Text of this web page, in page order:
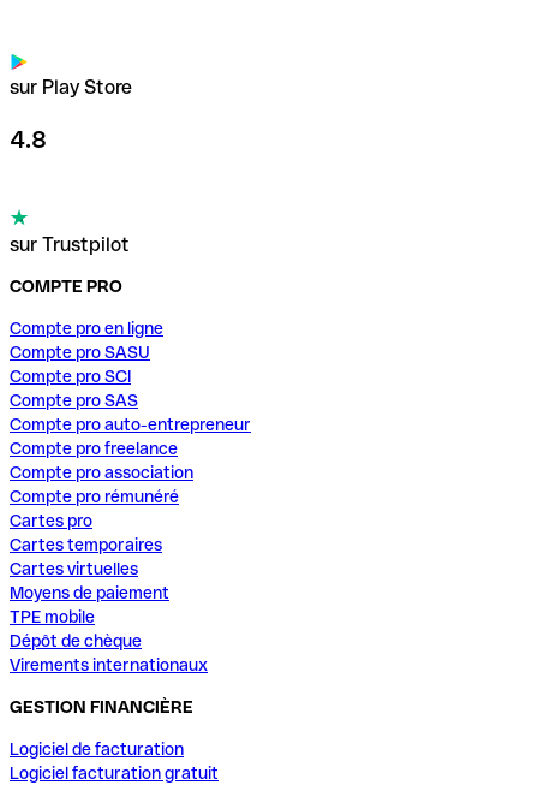
sur Play Store
4.8
sur Trustpilot
COMPTE PRO
Compte pro en ligne
Compte pro SASU
Compte pro SCI
Compte pro SAS
Compte pro auto-entrepreneur
Compte pro freelance
Compte pro association
Compte pro rémunéré
Cartes pro
Cartes temporaires
Cartes virtuelles
Moyens de paiement
TPE mobile
Dépôt de chèque
Virements internationaux
GESTION FINANCIÈRE
Logiciel de facturation
Logiciel facturation gratuit